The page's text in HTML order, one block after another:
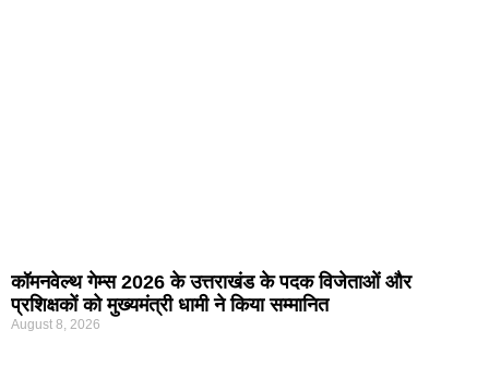
कॉमनवेल्थ गेम्स 2026 के उत्तराखंड के पदक विजेताओं और
प्रशिक्षकों को मुख्यमंत्री धामी ने किया सम्मानित
August 8, 2026